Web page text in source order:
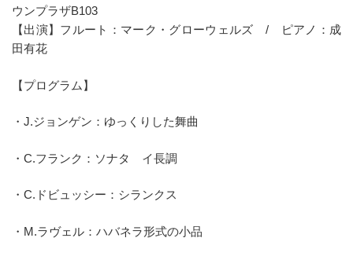
ウンプラザB103
【出演】フルート：マーク・グローウェルズ / ピアノ：成
田有花
【プログラム】
・J.ジョンゲン：ゆっくりした舞曲
・C.フランク：ソナタ イ長調
・C.ドビュッシー：シランクス
・M.ラヴェル：ハバネラ形式の小品